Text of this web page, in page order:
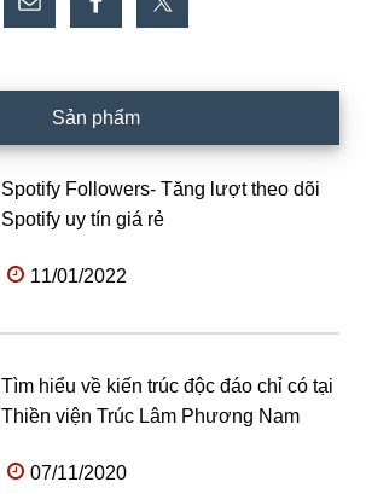
Sản phẩm
Spotify Followers- Tăng lượt theo dõi
Spotify uy tín giá rẻ
11/01/2022
Tìm hiểu về kiến trúc độc đáo chỉ có tại
Thiền viện Trúc Lâm Phương Nam
07/11/2020